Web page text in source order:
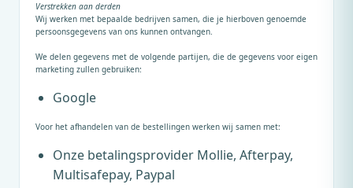
Verstrekken aan derden
Wij werken met bepaalde bedrijven samen, die je hierboven genoemde
persoonsgegevens van ons kunnen ontvangen.
We delen gegevens met de volgende partijen, die de gegevens voor eigen
marketing zullen gebruiken:
Google
Voor het afhandelen van de bestellingen werken wij samen met:
Onze betalingsprovider Mollie, Afterpay,
Multisafepay, Paypal